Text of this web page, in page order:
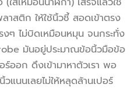
สติก ให้ใช้นิ้วชี้ สอดเข้าตรง
ๆ ไม่บิดเหมือนหมุน จนกระทั่ง
มันอยู่ประมาณข้อนิ้วมือข้อ
ออก ดึงเข้ามาหาตัวเรา พอ
นนเลยไม่ให้หลุดล้านเปอร์